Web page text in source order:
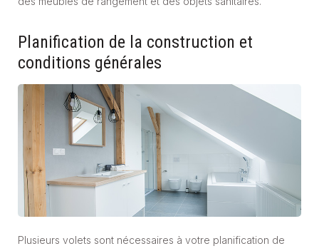
Planification de la construction et
conditions générales
Plusieurs volets sont nécessaires à votre planification de